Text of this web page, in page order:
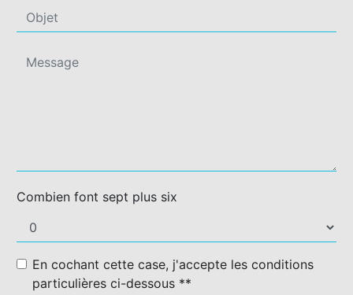
Combien font sept plus six
En cochant cette case, j'accepte les conditions
particulières ci-dessous **